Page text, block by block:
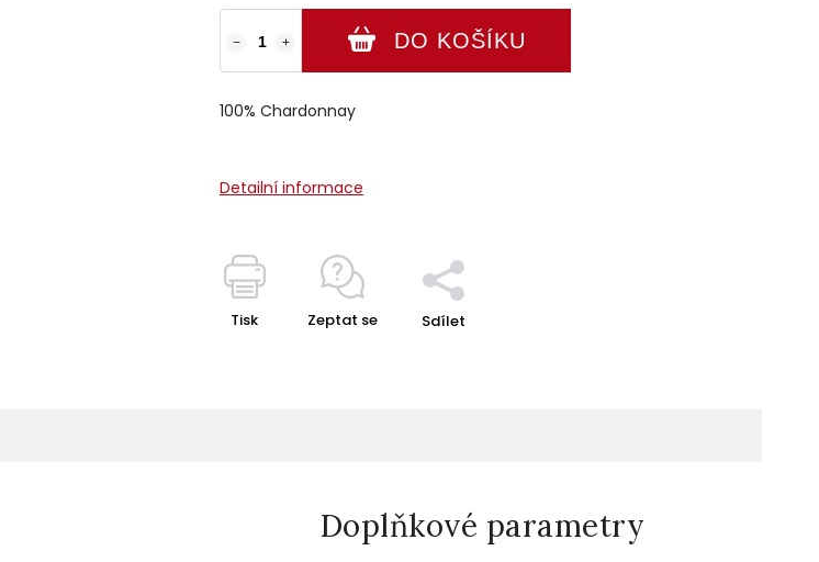
+
− DO KOŠÍKU
100% Chardonnay
Detailní informace
Tisk Zeptat se Sdílet
Doplňkové parametry